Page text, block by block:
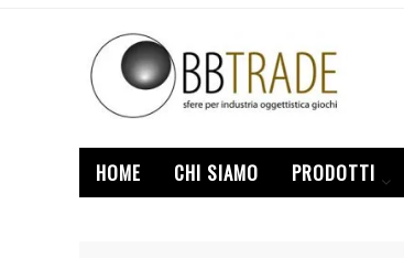
HOME CHI SIAMO PRODOTTI